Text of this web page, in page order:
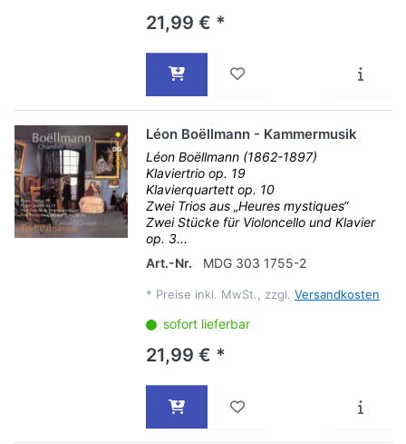
21,99 € *
Léon Boëllmann - Kammermusik
Léon Boëllmann (1862-1897)
Klaviertrio op. 19
Klavierquartett op. 10
Zwei Trios aus „Heures mystiques“
Zwei Stücke für Violoncello und Klavier
op. 3...
Art.-Nr.
MDG 303 1755-2
* Preise inkl. MwSt., zzgl. Versandkosten
sofort lieferbar
21,99 € *